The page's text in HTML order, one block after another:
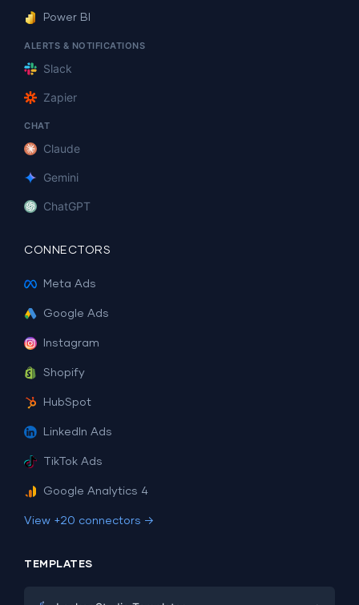
Power BI
ALERTS & NOTIFICATIONS
Slack
Zapier
CHAT
Claude
Gemini
ChatGPT
CONNECTORS
Meta Ads
Google Ads
Instagram
Shopify
HubSpot
LinkedIn Ads
TikTok Ads
Google Analytics 4
View +20 connectors →
TEMPLATES